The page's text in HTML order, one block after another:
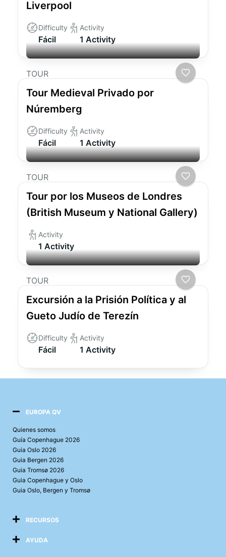
Liverpool
Difficulty
Fácil
Activity
1 Activity
TOUR
Tour Medieval Privado por
Núremberg
Difficulty
Fácil
Activity
1 Activity
TOUR
Tour por los Museos de Londres
(British Museum y National Gallery)
Activity
1 Activity
TOUR
Excursión a la Prisión Política y al
Gueto Judío de Terezín
Difficulty
Fácil
Activity
1 Activity
EUROPA QV
Quienes somos
Guía Copenhague 2026
Guia Oslo 2026
Guia Bergen 2026
Guia Tromsø 2026
Guia Copenhague y Oslo
Guia Oslo, Bergen y Tromsø
RECURSOS
AYUDA